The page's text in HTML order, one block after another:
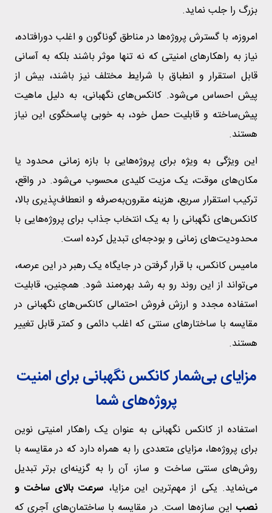
بزرگ را جلب نماید.
امروزه، با گسترش پروژه‌ها در مناطق گوناگون و اغلب دورافتاده،
نیاز به راهکارهای امنیتی که نه تنها موثر باشند بلکه به آسانی
قابل استقرار و انطباق با شرایط مختلف نیز باشند، بیش از
پیش احساس می‌شود. کانکس‌های نگهبانی، به دلیل ماهیت
پیش‌ساخته و قابلیت حمل خود، به خوبی پاسخگوی این نیاز
هستند.
این ویژگی به ویژه برای پروژه‌هایی با بازه زمانی محدود یا
مکان‌های موقت، یک مزیت کلیدی محسوب می‌شود. در واقع،
ترکیب استقرار سریع، هزینه مقرون‌به‌صرفه و انعطاف‌پذیری بالا،
کانکس‌های نگهبانی را به یک انتخاب جذاب برای پروژه‌هایی با
محدودیت‌های زمانی و بودجه‌ای تبدیل کرده است.
مامیس کانکس، با قرار گرفتن در جایگاه یک رهبر در این عرصه،
می‌تواند از این روند رو به رشد بهره‌مند شود. همچنین، قابلیت
استفاده مجدد و ارزش فروش احتمالی کانکس‌های نگهبانی در
مقایسه با ساختارهای سنتی که اغلب دائمی و کمتر قابل تغییر
هستند.
مزایای بی‌شمار کانکس نگهبانی برای امنیت
پروژه‌های شما
استفاده از کانکس نگهبانی به عنوان یک راهکار امنیتی نوین
برای پروژه‌ها، مزایای متعددی را به همراه دارد که در مقایسه با
روش‌های سنتی ساخت و ساز، آن را به گزینه‌ای برتر تبدیل
می‌نماید. یکی از مهم‌ترین این مزایا، سرعت بالای ساخت و
نصب این سازه‌ها است. در مقایسه با ساختمان‌های آجری که